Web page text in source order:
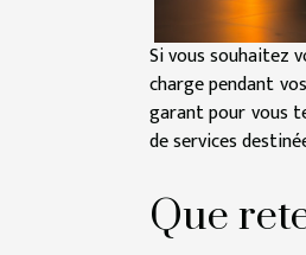
Si vous souhaitez
charge pendant
garant pour vous
de services
Que